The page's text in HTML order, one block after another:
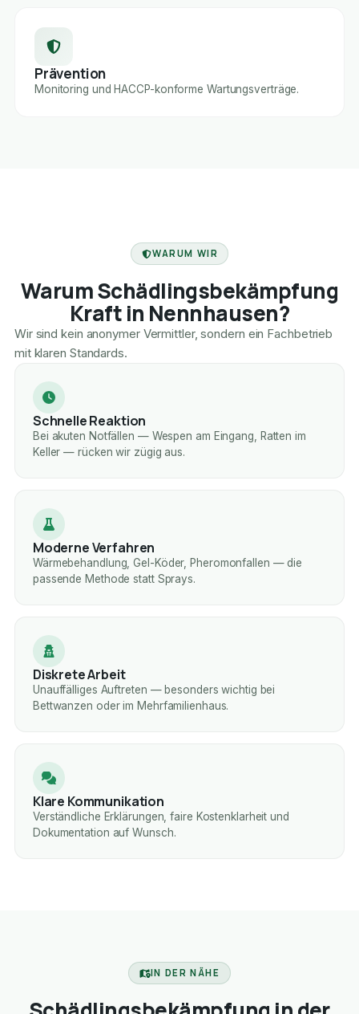
Prävention
Monitoring und HACCP-konforme Wartungsverträge.
WARUM WIR
Warum Schädlingsbekämpfung
Kraft in Nennhausen?
Wir sind kein anonymer Vermittler, sondern ein Fachbetrieb
mit klaren Standards.
Schnelle Reaktion
Bei akuten Notfällen — Wespen am Eingang, Ratten im
Keller — rücken wir zügig aus.
Moderne Verfahren
Wärmebehandlung, Gel-Köder, Pheromonfallen — die
passende Methode statt Sprays.
Diskrete Arbeit
Unauffälliges Auftreten — besonders wichtig bei
Bettwanzen oder im Mehrfamilienhaus.
Klare Kommunikation
Verständliche Erklärungen, faire Kostenklarheit und
Dokumentation auf Wunsch.
IN DER NÄHE